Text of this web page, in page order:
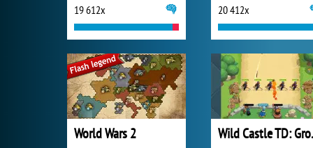
19 612x 20 412x
World Wars 2 Wild